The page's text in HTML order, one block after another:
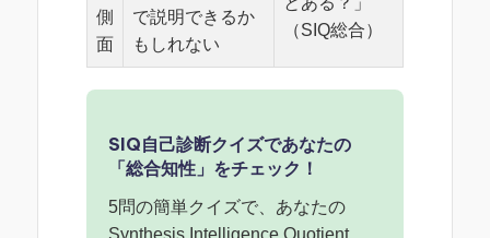
側
面
で説明できるか
もしれない
（SIQ総合）
SIQ自己診断クイズであなたの
「総合知性」をチェック！
5問の簡単クイズで、あなたの
Synthesis Intelligence Quotient